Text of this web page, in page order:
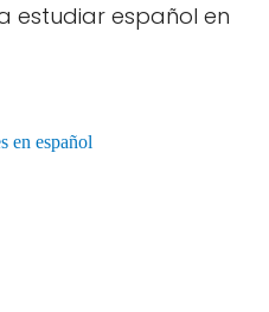
estudiar español en